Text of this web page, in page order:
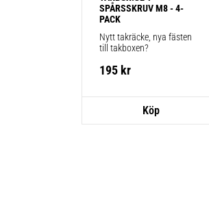
SPÅRSSKRUV M8 - 4-
PACK
Nytt takräcke, nya fästen
till takboxen?
195 kr